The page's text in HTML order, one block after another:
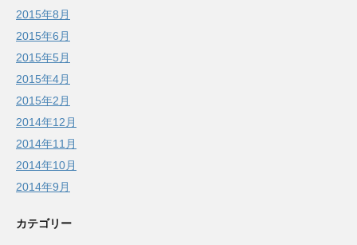
2015年8月
2015年6月
2015年5月
2015年4月
2015年2月
2014年12月
2014年11月
2014年10月
2014年9月
カテゴリー